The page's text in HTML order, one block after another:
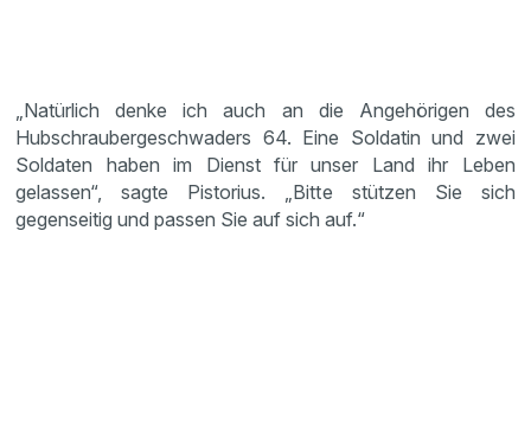
„Natürlich denke ich auch an die Angehörigen des
Hubschraubergeschwaders 64. Eine Soldatin und zwei
Soldaten haben im Dienst für unser Land ihr Leben
gelassen“, sagte Pistorius. „Bitte stützen Sie sich
gegenseitig und passen Sie auf sich auf.“